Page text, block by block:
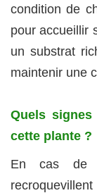
condition de
pour accueillir
un substrat
maintenir une
Quels
cette plante ?
En cas de